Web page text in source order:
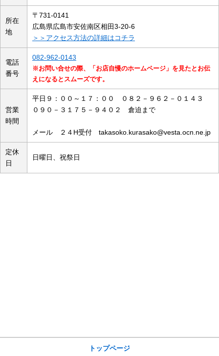
所在
地
〒731-0141
広島県広島市安佐南区相田3-20-6
＞＞アクセス方法の詳細はコチラ
電話
番号
082-962-0143
※お問い合せの際、「お店自慢のホームページ」を見たとお伝
えになるとスムーズです。
営業
時間
平日９：００～１７：００ ０８２－９６２－０１４３
０９０－３１７５－９４０２ 倉迫まで
メール ２４H受付 takasoko.kurasako@vesta.ocn.ne.jp
定休
日
日曜日、祝祭日
トップページ